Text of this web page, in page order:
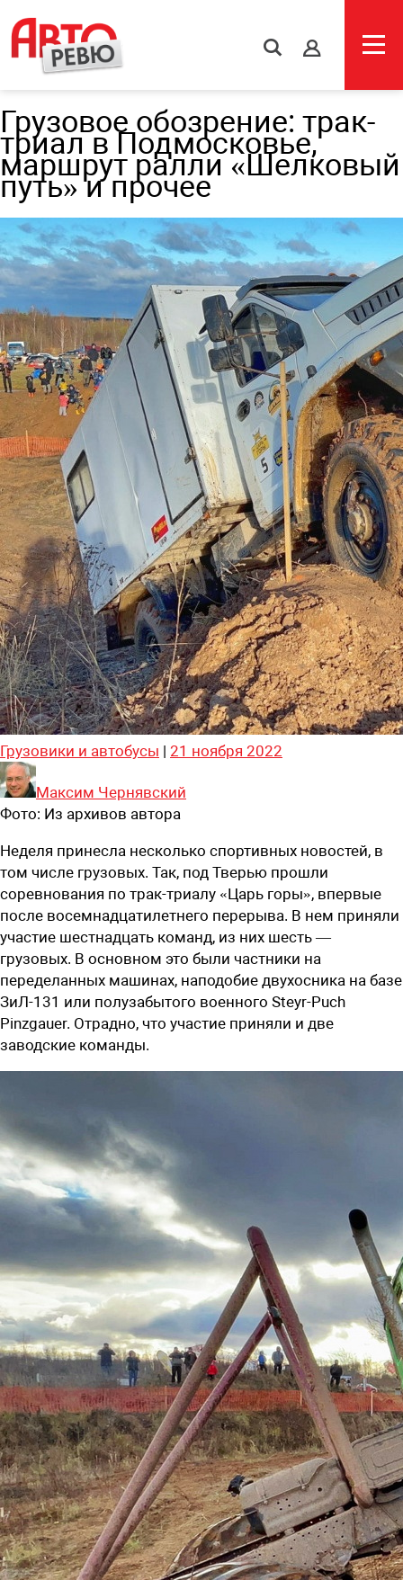
s
Грузовое обозрение: трак-
триал в Подмосковье,
маршрут ралли «Шелковый
путь» и прочее
Грузовики и автобусы | 21 ноября 2022
Максим Чернявский
Фото: Из архивов автора
Неделя принесла несколько спортивных новостей, в
том числе грузовых. Так, под Тверью прошли
соревнования по трак-триалу «Царь горы», впервые
после восемнадцатилетнего перерыва. В нем приняли
участие шестнадцать команд, из них шесть —
грузовых. В основном это были частники на
переделанных машинах, наподобие двухосника на базе
ЗиЛ-131 или полузабытого военного Steyr-Puch
Pinzgauer. Отрадно, что участие приняли и две
заводские команды.